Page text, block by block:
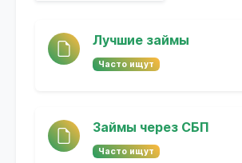
Лучшие займы
Часто ищут
Займы через СБП
Часто ищут